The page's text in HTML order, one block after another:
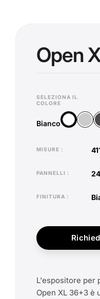
Open
SELEZIONA IL
COLORE
Bianco
BiancoArgento
MISURE
PANNELLI
FINITURA
L'espositore per
Open XL 36+3 è